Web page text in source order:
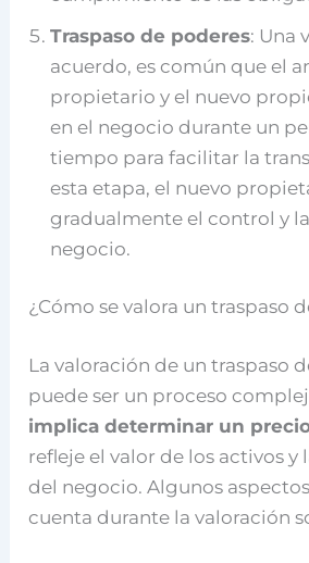
Traspaso de poderes: Una
acuerdo, es común que el
propietario y el nuevo
en el negocio durante un
tiempo para facilitar la
esta etapa, el nuevo
gradualmente el control y
negocio.
¿Cómo se valora un traspaso
La valoración de un traspaso
puede ser un proceso
implica determinar un
refleje el valor de los activos y
del negocio. Algunos
cuenta durante la valoración